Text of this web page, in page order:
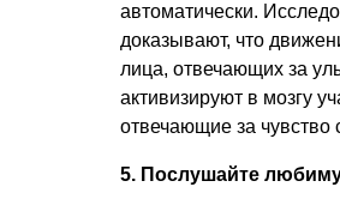
автоматически.
доказывают, что
лица, отвечающих за
активизируют в мозгу
отвечающие за чувство
5. Послушайте